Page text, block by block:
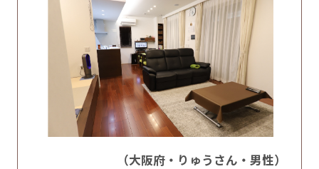
（大阪府・りゅうさん・男性）